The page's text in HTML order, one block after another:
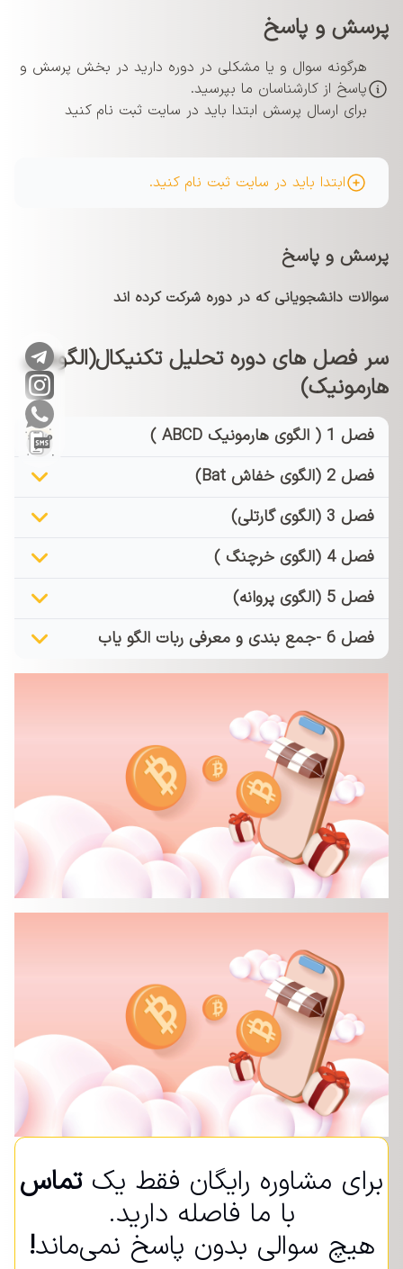
پرسش و پاسخ
هرگونه سوال و یا مشکلی در دوره دارید در بخش پرسش و
پاسخ از کارشناسان ما بپرسید.
برای ارسال پرسش ابتدا باید در سایت ثبت نام کنید
ابتدا باید در سایت ثبت نام کنید.
پرسش و پاسخ
سوالات دانشجویانی که در دوره شرکت کرده اند
سر فصل های دوره تحلیل تکنیکال(الگوهای
هارمونیک)
فصل 1 ( الگوی هارمونیک ABCD )
فصل 2 (الگوی خفاش Bat)
فصل 3 (الگوی گارتلی)
فصل 4 (الگوی خرچنگ )
فصل 5 (الگوی پروانه)
فصل 6 -جمع بندی و معرفی ربات الگو یاب
برای مشاوره رایگان فقط یکتماس
با ما فاصله دارید.
هیچ سوالی بدون پاسخ نمی‌ماند!